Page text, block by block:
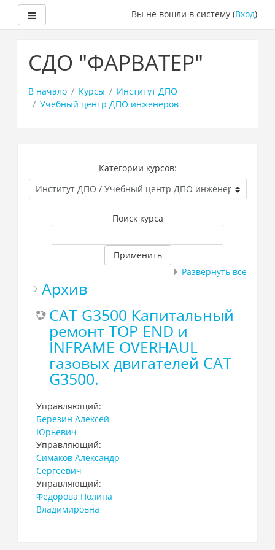
основному
содержанию
Вы не вошли в систему (Вход)
СДО "ФАРВАТЕР"
В начало Курсы
Институт ДПО
Учебный центр ДПО инженеров
Категории курсов:
Поиск курса
Применить
Развернуть всё
Архив
САТ G3500 Капитальный
ремонт TOP END и
INFRAME OVERHAUL
газовых двигателей САТ
G3500.
Управляющий:
Березин Алексей
Юрьевич
Управляющий:
Симаков Александр
Сергеевич
Управляющий:
Фeдорова Полина
Владимировна